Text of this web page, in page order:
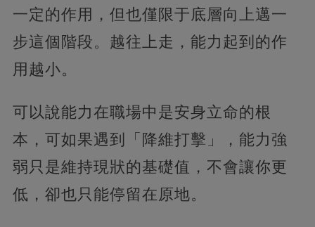
一定的作用，但也僅限于底層向上邁一
步這個階段。越往上走，能力起到的作
用越小。
可以說能力在職場中是安身立命的根
本，可如果遇到「降維打擊」，能力強
弱只是維持現狀的基礎值，不會讓你更
低，卻也只能停留在原地。